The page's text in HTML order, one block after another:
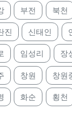
부전 북천
진 신태인
임성리 장
창원 창원
화순 횡천